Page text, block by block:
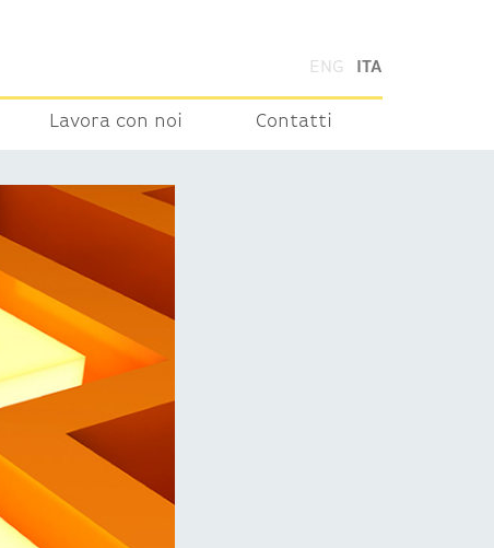
ENG ITA
Lavora con noi Contatti